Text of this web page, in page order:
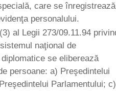
care se
personalului.
al Legii 273/09.11.94
naţional de
se eliberează
persoane: a) Preşedintelui
Parlamentului; c)